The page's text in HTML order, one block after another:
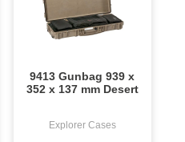
9413 Gunbag 939 x
352 x 137 mm Desert
Explorer Cases